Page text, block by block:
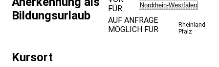
Bildungsurlaub
FÜR
Nordrhein-Westfalen
AUF ANFRAGE
MÖGLICH FÜR
Rheinland-
Pfalz
Kursort